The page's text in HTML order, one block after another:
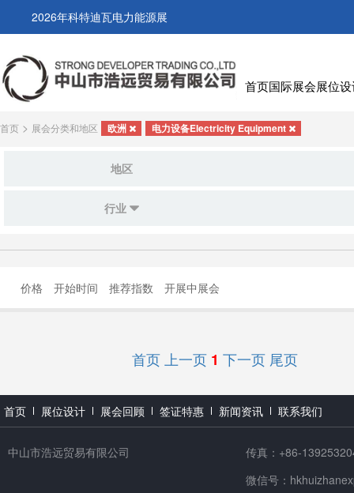
2026年科特迪瓦电力能源展
首页国际展会展位
首页 > 展会分类和地区 欧洲 电力设备Electricity Equipment
地区
行业
价格 开始时间 推荐指数 开展中展会
首页 上一页 1 下一页 尾页
首页 展位设计 展会回顾 签证特惠 新闻资讯 联系我们
中山市浩远贸易有限公司
传真：+86-
微信号：